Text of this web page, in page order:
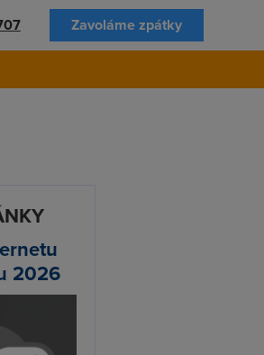
Zavoláme zpátky
2026